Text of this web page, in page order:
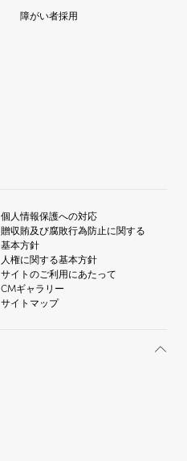
障がい者採用
個人情報保護への対応
贈収賄及び腐敗行為防止に関する
基本方針
人権に関する基本方針
サイトのご利用にあたって
CMギャラリー
サイトマップ